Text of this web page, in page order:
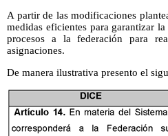
A partir de las modificaciones
medidas eficientes para garantizar
procesos a la federación para
asignaciones.
De manera ilustrativa presento el